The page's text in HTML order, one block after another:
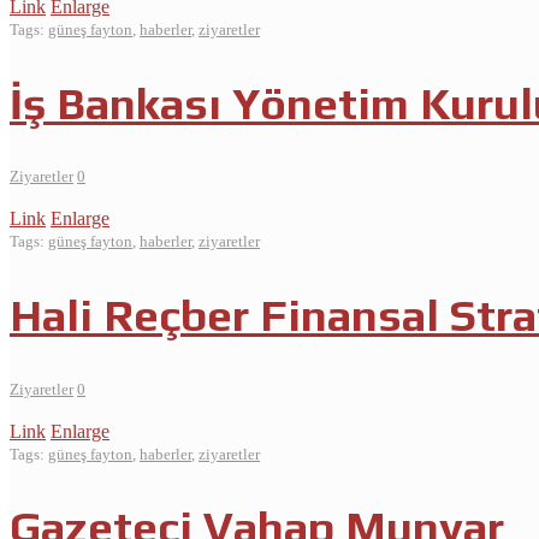
Link Enlarge
Tags: güneş fayton haberler, ziyaretler
İş Bankası Yönetim
Ziyaretler 0
Link Enlarge
Tags: güneş fayton, haberler, ziyaretler
Hali Reçber Finansal
Ziyaretler 0
Link Enlarge
Tags: güneş fayton haberler, ziyaretler
Gazeteci Vahap Munyar